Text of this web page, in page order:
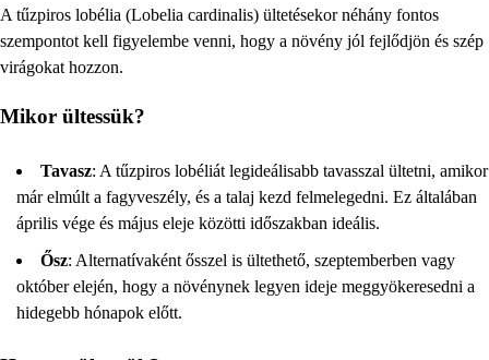
A tűzpiros lobélia (Lobelia cardinalis) ültetésekor néhány fontos
szempontot kell figyelembe venni, hogy a növény jól fejlődjön és szép
virágokat hozzon.
Mikor ültessük?
Tavasz: A tűzpiros lobéliát legideálisabb tavasszal ültetni, amikor
már elmúlt a fagyveszély, és a talaj kezd felmelegedni. Ez általában
április vége és május eleje közötti időszakban ideális.
Ősz: Alternatívaként ősszel is ültethető, szeptemberben vagy
október elején, hogy a növénynek legyen ideje meggyökeresedni a
hidegebb hónapok előtt.